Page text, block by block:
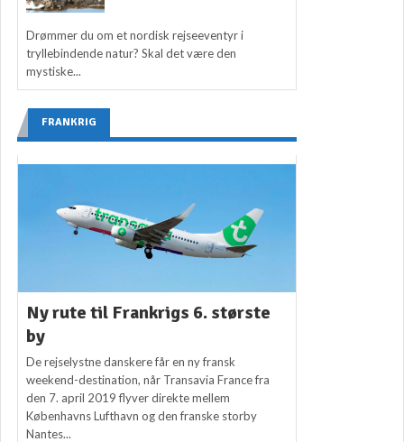
Drømmer du om et nordisk rejseeventyr i
tryllebindende natur? Skal det være den
mystiske...
FRANKRIG
Ny rute til Frankrigs 6. største
by
De rejselystne danskere får en ny fransk
weekend-destination, når Transavia France fra
den 7. april 2019 flyver direkte mellem
Københavns Lufthavn og den franske storby
Nantes...